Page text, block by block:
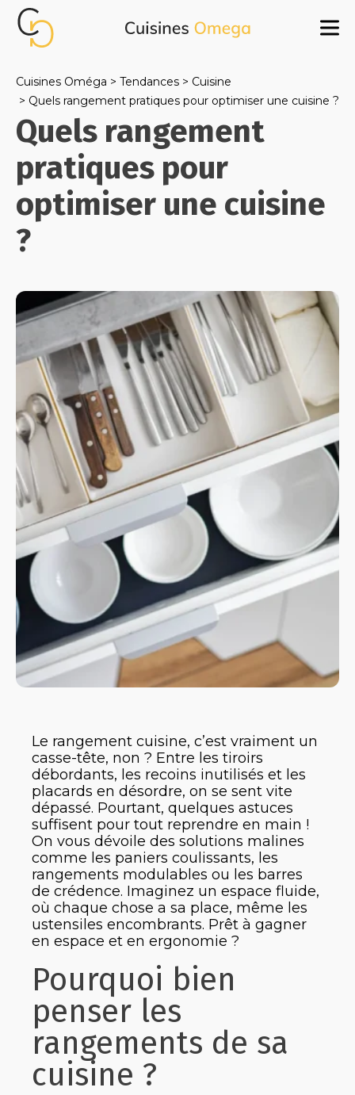
Cuisines Oméga Tendances
Cuisine
Quels rangement pratiques pour optimiser une cuisine ?
Quels rangement
pratiques pour
optimiser une cuisine
?
Le rangement cuisine, c’est vraiment un
casse-tête, non ? Entre les tiroirs
débordants, les recoins inutilisés et les
placards en désordre, on se sent vite
dépassé. Pourtant, quelques astuces
suffisent pour tout reprendre en main !
On vous dévoile des solutions malines
comme les paniers coulissants, les
rangements modulables ou les barres
de crédence. Imaginez un espace fluide,
où chaque chose a sa place, même les
ustensiles encombrants. Prêt à gagner
en espace et en ergonomie ?
Pourquoi bien
penser les
rangements de sa
cuisine ?